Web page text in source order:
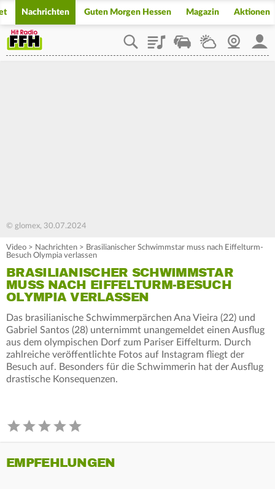
Nachrichten Guten Morgen Hessen Magazin Aktionen
PlaylistStaupilotWetterWebcam
© glomex, 30.07.2024
Video > Nachrichten > Brasilianischer Schwimmstar muss nach Eiffelturm-
Besuch Olympia verlassen
BRASILIANISCHER SCHWIMMSTAR
MUSS NACH EIFFELTURM-BESUCH
OLYMPIA VERLASSEN
Das brasilianische Schwimmerpärchen Ana Vieira (22) und
Gabriel Santos (28) unternimmt unangemeldet einen Ausflug
aus dem olympischen Dorf zum Pariser Eiffelturm. Durch
zahlreiche veröffentlichte Fotos auf Instagram fliegt der
Besuch auf. Besonders für die Schwimmerin hat der Ausflug
drastische Konsequenzen.
EMPFEHLUNGEN